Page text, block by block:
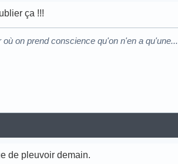
ça !!!
on prend conscience qu'on n'en a qu'une...
de pleuvoir demain.